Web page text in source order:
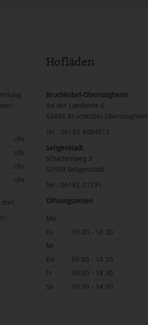
Uhr
Uhr
Uhr
Uhr
dort.
Hofläden
Bruchköbel-Oberissigheim
An der Landwehr 6
63486 Bruchköbel-Oberissigheim
Tel.: 06183-8004013
Seligenstadt
Schachenweg 3
63500 Seligenstadt
Tel.: 06182-21291
Öffnungszeiten
Mo
-
Di
09.00 - 18.30
Mi
-
Do
09.00 - 18.30
Fr
09.00 - 18.30
Sa
09.00 - 14.00